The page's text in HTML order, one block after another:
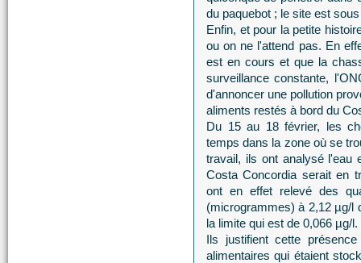
du paquebot ; le site est
Enfin, et pour la petite
ou on ne l'attend pas. En
est en cours et que la
surveillance constante,
d'annoncer une pollution
aliments restés à bord du
Du 15 au 18 février, les
temps dans la zone où se
travail, ils ont analysé l'eau
Costa Concordia serait en
ont en effet relevé des
(microgrammes) à 2,12 µg/l
la limite qui est de 0,066 µg/l.
Ils justifient cette
alimentaires qui étaient